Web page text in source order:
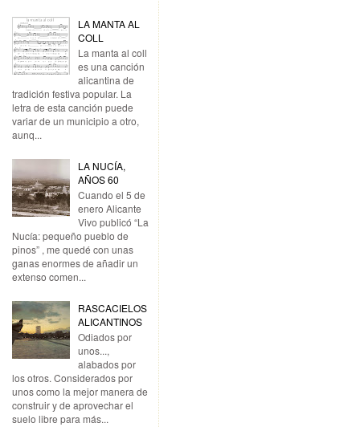
LA MANTA AL
COLL
La manta al coll
es una canción
alicantina de
tradición festiva popular. La
letra de esta canción puede
variar de un municipio a otro,
aunq...
LA NUCÍA,
AÑOS 60
Cuando el 5 de
enero Alicante
Vivo publicó “La
Nucía: pequeño pueblo de
pinos” , me quedé con unas
ganas enormes de añadir un
extenso comen...
RASCACIELOS
ALICANTINOS
Odiados por
unos...,
alabados por
los otros. Considerados por
unos como la mejor manera de
construir y de aprovechar el
suelo libre para más...